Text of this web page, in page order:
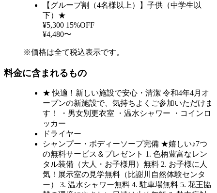
【グループ割（4名様以上）】子供（中学生以
下）★
¥5,300 15%OFF
¥4,480〜
※価格は全て税込表示です。
料金に含まれるもの
★ 快適！新しい施設で安心・清潔 令和4年4月オ
ープンの新施設で、気持ちよくご参加いただけま
す！ ・男女別更衣室 ・温水シャワー ・コインロ
ッカー
ドライヤー
シャンプー・ボディーソープ完備 ★嬉しい♪7つ
の無料サービス＆プレゼント 1. 色柄豊富なレン
タル装備（大人・お子様用）無料 2. お子様に人
気！展示室の見学無料（比謝川自然体験センタ
ー） 3. 温水シャワー無料 4. 駐車場無料 5. 花王協